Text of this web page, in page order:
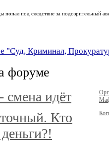
попал под следствие за подозрительный
"Суд, Криминал,
форуме
смена идёт
Кто